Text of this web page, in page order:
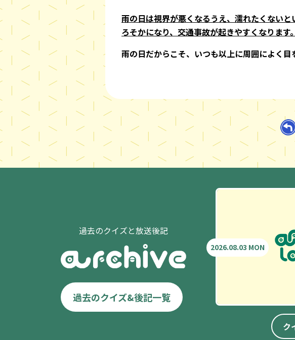
雨の日は視界が悪くなるうえ、濡れたくない
ろそかになり、交通事故が起きやすくなります。
雨の日だからこそ、いつも以上に周囲によく目
過去のクイズと放送後記
過去のクイズ&後記一覧
2026.08.03 MON
ク